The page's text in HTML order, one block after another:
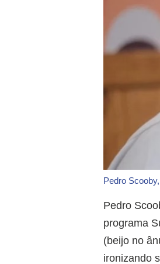
Pedro
Pedro
programa
(beijo no
ironizando